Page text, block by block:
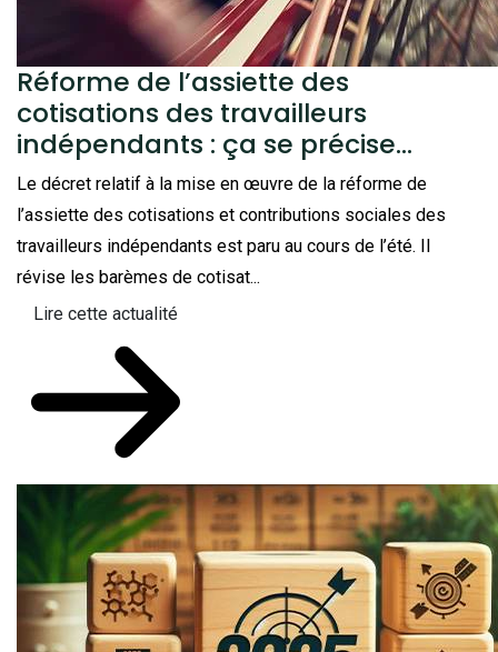
Réforme de l’assiette des
cotisations des travailleurs
indépendants : ça se précise…
Le décret relatif à la mise en œuvre de la réforme de
l’assiette des cotisations et contributions sociales des
travailleurs indépendants est paru au cours de l’été. Il
révise les barèmes de cotisat...
Lire cette actualité